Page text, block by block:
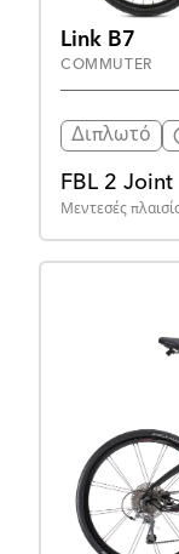
Link B7
COMMUTER
Διπλωτό
FBL 2 Joint
Μεντεσές